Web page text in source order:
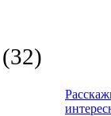
(32)